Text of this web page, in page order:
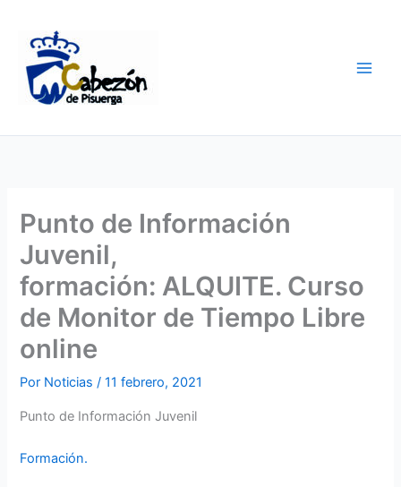
contenido
Punto de Información
Juvenil,
formación: ALQUITE. Curso
de Monitor de Tiempo Libre
online
Por Noticias/11 febrero, 2021
Punto de Información Juvenil
Formación.